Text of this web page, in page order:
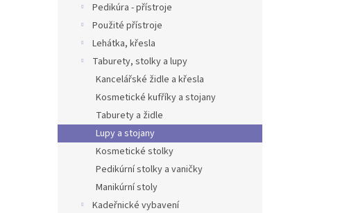
Pedikúra - přístroje
Použité přístroje
Lehátka, křesla
Taburety, stolky a lupy
Kancelářské židle a křesla
Kosmetické kufříky a stojany
Taburety a židle
Lupy a stojany
Kosmetické stolky
Pedikúrní stolky a vaničky
Manikúrní stoly
Kadeřnické vybavení